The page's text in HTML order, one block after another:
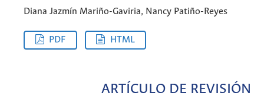
Diana Jazmín Mariño-Gaviria, Nancy Patiño-Reyes
PDF HTML
ARTÍCULO DE REVISIÓN